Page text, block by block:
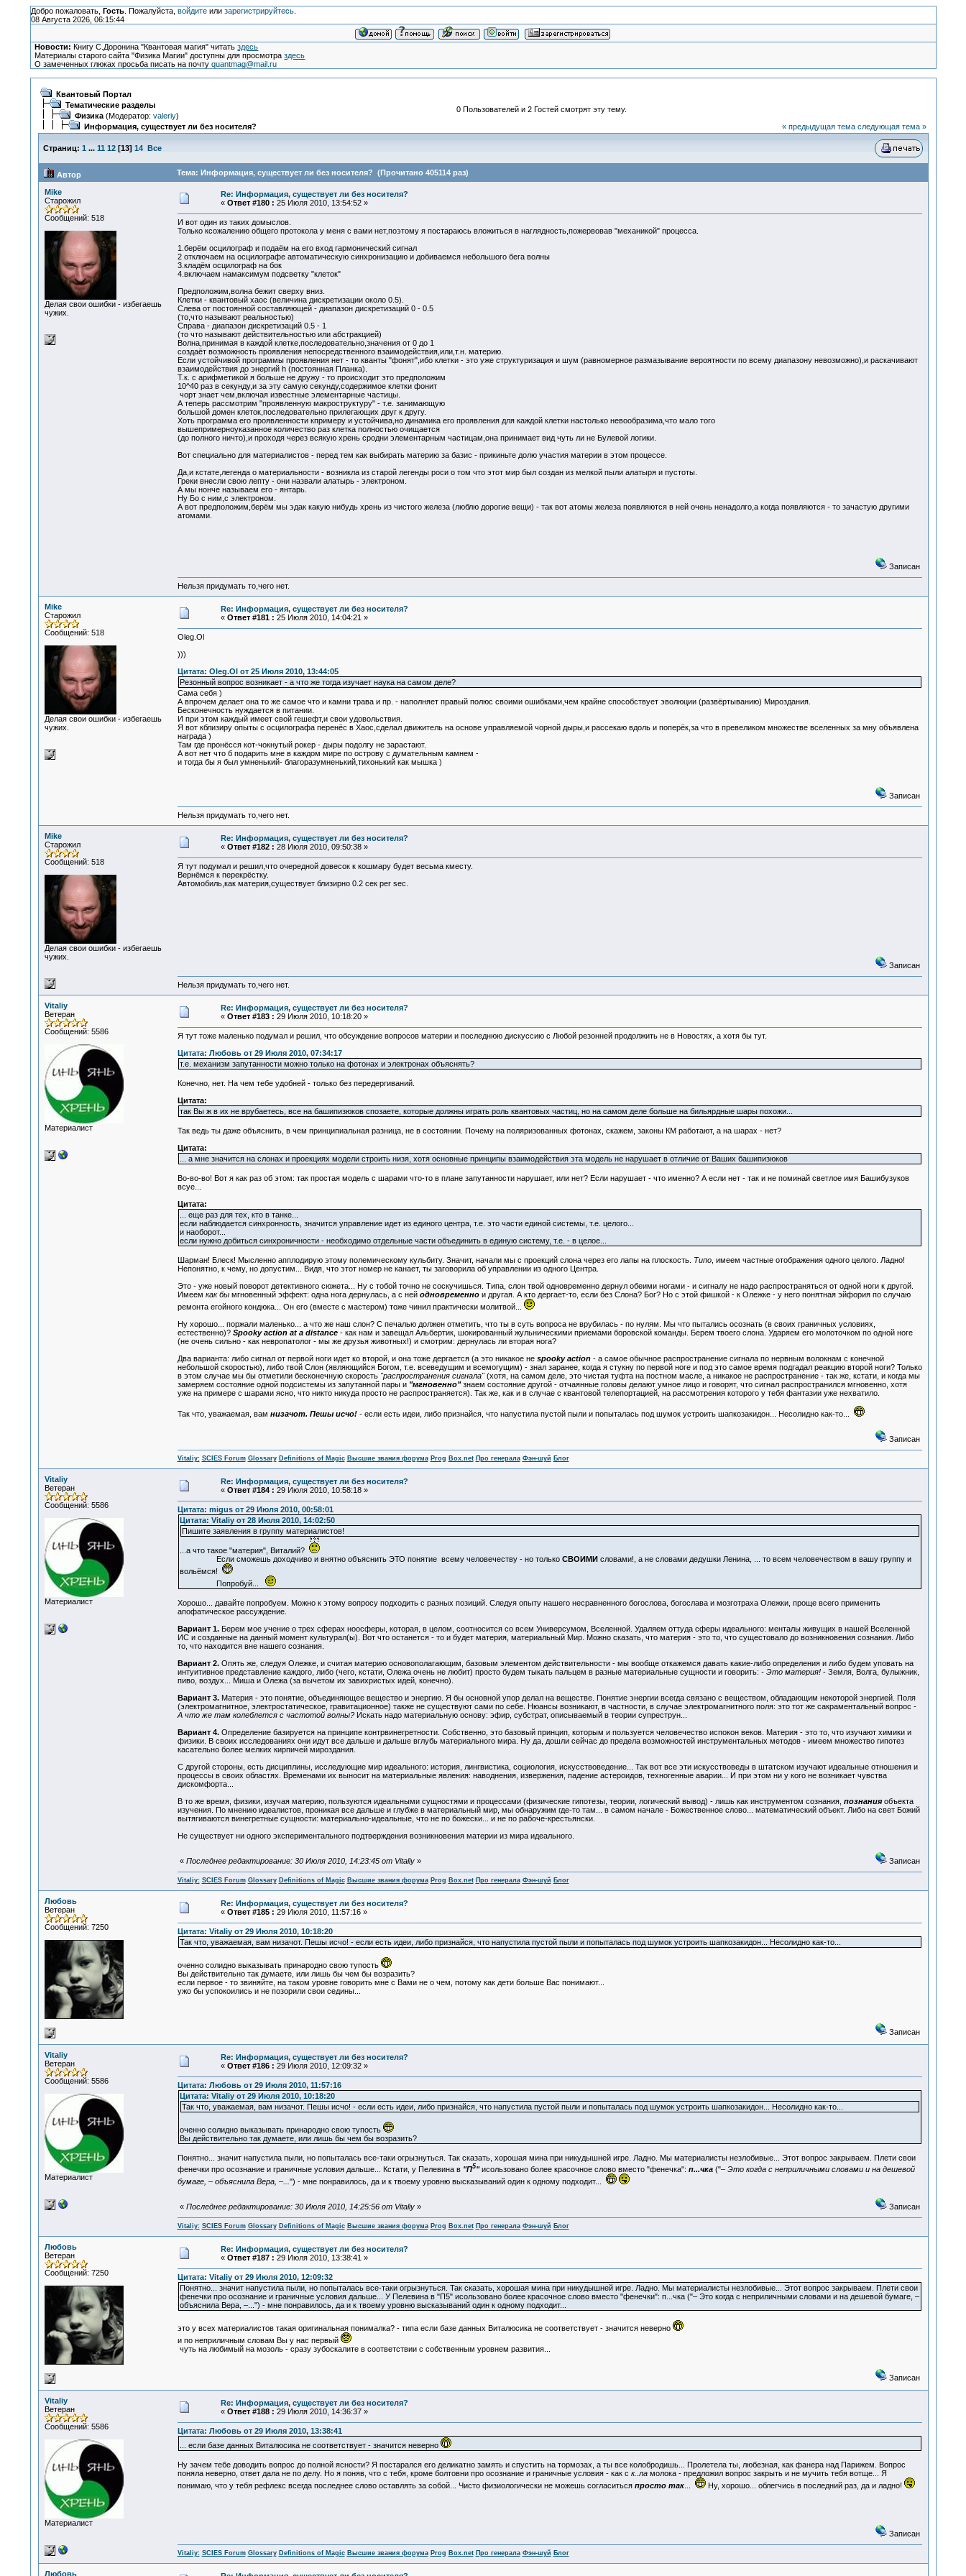
Добро пожаловать, Гость. Пожалуйста, войдитеили зарегистрируйтесь.
08 Августа 2026, 06:15:44
Новости: Книгу С.Доронина "Квантовая магия" читатьздесь
Материалы старого сайта "Физика Магии" доступны для просмотраздесь
О замеченных глюках просьба писать на почтуquantmag@mail.ru
Квантовый Портал
Тематические разделы
Физика(Модератор: valeriy)
Информация, существует ли без носителя?
0 Пользователей и 2 Гостей смотрят эту тему.
« предыдущая тема следующая тема »
Страниц: 1 ... 11 12[13] 14 Все
Автор Тема: Информация, существует ли без носителя? (Прочитано 405114 раз)
Mike
Старожил
Сообщений: 518
Делая свои ошибки - избегаешь
чужих.
Re: Информация, существует ли без носителя?
« Ответ #180 : 25 Июля 2010, 13:54:52 »
И вот один из таких домыслов.
Только ксожалению общего протокола у меня с вами нет,поэтому я постараюсь вложиться в наглядность,пожервовав "механикой" процесса.
1.берём осцилограф и подаём на его вход гармонический сигнал
2 отключаем на осцилографе автоматическую синхронизацию и добиваемся небольшого бега волны
3.кладём осцилограф на бок
4.включаем намаксимум подсветку "клеток"
Предположим,волна бежит сверху вниз.
Клетки - квантовый хаос (величина дискретизации около 0.5).
Слева от постоянной составляющей - диапазон дискретизаций 0 - 0.5
(то,что называют реальностью)
Справа - диапазон дискретизаций 0.5 - 1
(то что называют действительностью или абстракцией)
Волна,принимая в каждой клетке,последовательно,значения от 0 до 1
создаёт возможность проявления непосредственного взаимодействия,или,т.н. материю.
Если устойчивой программы проявления нет - то кванты "фонят",ибо клетки - это уже структуризация и шум (равномерное размазывание вероятности по всему диапазону невозможно),и раскачивают
взаимодействия до энергий h (постоянная Планка).
Т.к. с арифметикой я больше не дружу - то происходит это предположим
10^40 раз в секунду,и за эту самую секунду,содержимое клетки фонит
чорт знает чем,включая известные элементарные частицы.
А теперь рассмотрим "проявленную макроструктуру" - т.е. занимающую
большой домен клеток,последовательно прилегающих друг к другу.
Хоть программа его проявленности кпримеру и устойчива,но динамика его проявления для каждой клетки настолько невообразима,что мало того
вышепримерноуказанное количество раз клетка полностью очищается
(до полного ничто),и проходя через всякую хрень сродни элементарным частицам,она принимает вид чуть ли не Булевой логики.
Вот специально для материалистов - перед тем как выбирать материю за базис - прикиньте долю участия материи в этом процессе.
Да,и кстате,легенда о материальности - возникла из старой легенды роси о том что этот мир был создан из мелкой пыли алатыря и пустоты.
Греки внесли свою лепту - они назвали алатырь - электроном.
А мы нонче называем его - янтарь.
Ну Бо с ним,с электроном.
А вот предположим,берём мы эдак какую нибудь хрень из чистого железа (люблю дорогие вещи) - так вот атомы железа появляются в ней очень ненадолго,а когда появляются - то зачастую другими
атомами.
Записан
Нельзя придумать то,чего нет.
Mike
Старожил
Сообщений: 518
Делая свои ошибки - избегаешь
чужих.
Re: Информация, существует ли без носителя?
« Ответ #181 : 25 Июля 2010, 14:04:21 »
Oleg.Ol
)))
Цитата: Oleg.Ol от 25 Июля 2010, 13:44:05
Резонный вопрос возникает - а что же тогда изучает наука на самом деле?
Сама себя )
А впрочем делает она то же самое что и камни трава и пр. - наполняет правый полюс своими ошибками,чем крайне способствует эволюции (развёртыванию) Мироздания.
Бесконечность нуждается в питании.
И при этом каждый имеет свой гешефт,и свои удовольствия.
Я вот кблизиру опыты с осцилографа перенёс в Хаос,сделал движитель на основе управляемой чорной дыры,и рассекаю вдоль и поперёк,за что в превеликом множестве вселенных за мну объявлена
награда )
Там где пронёсся кот-чокнутый рокер - дыры подолгу не зарастают.
А вот нет что б подарить мне в каждом мире по острову с думательным камнем -
и тогда бы я был умненький- благоразумненький,тихонький как мышка )
Записан
Нельзя придумать то,чего нет.
Mike
Старожил
Сообщений: 518
Делая свои ошибки - избегаешь
чужих.
Re: Информация, существует ли без носителя?
« Ответ #182 : 28 Июля 2010, 09:50:38 »
Я тут подумал и решил,что очередной довесок к кошмару будет весьма кместу.
Вернёмся к перекрёстку.
Автомобиль,как материя,существует близирно 0.2 сек per sec.
Записан
Нельзя придумать то,чего нет.
Vitaliy
Ветеран
Сообщений: 5586
Материалист
Re: Информация, существует ли без носителя?
« Ответ #183 : 29 Июля 2010, 10:18:20 »
Я тут тоже маленько подумал и решил, что обсуждение вопросов материи и последнюю дискуссию с Любой резонней продолжить не в Новостях, а хотя бы тут.
Цитата: Любовь от 29 Июля 2010, 07:34:17
т.е. механизм запутанности можно только на фотонах и электронах объяснять?
Конечно, нет. На чем тебе удобней - только без передергиваний.
Цитата:
так Вы ж в их не врубаетесь, все на башипизюков спозаете, которые должны играть роль квантовых частиц, но на самом деле больше на бильярдные шары похожи...
Так ведь ты даже объяснить, в чем принципиальная разница, не в состоянии. Почему на поляризованных фотонах, скажем, законы КМ работают, а на шарах - нет?
Цитата:
... а мне значится на слонах и проекциях модели строить низя, хотя основные принципы взаимодействия эта модель не нарушает в отличие от Ваших башипизюков
Во-во-во! Вот я как раз об этом: так простая модель с шарами что-то в плане запутанности нарушает, или нет? Если нарушает - что именно? А если нет - так и не поминай светлое имя Башибузуков
всуе...
Цитата:
... еще раз для тех, кто в танке...
если наблюдается синхронность, значится управление идет из единого центра, т.е. это части единой системы, т.е. целого...
и наоборот...
если нужно добиться синхроничности - необходимо отдельные части объединить в единую систему, т.е. - в целое...
Шарман! Блеск! Мысленно апплодирую этому полемическому кульбиту. Значит, начали мы с проекций слона через его лапы на плоскость. Типо, имеем частные отображения одного целого. Ладно!
Непонятно, к чему, но допустим... Видя, что этот номер не канает, ты заговорила об управлении из одного Центра.
Это - уже новый поворот детективного сюжета... Ну с тобой точно не соскучишься. Типа, слон твой одновременно дернул обеими ногами - и сигналу не надо распространяться от одной ноги к другой.
Имеем как бымгновенный эффект: одна нога дернулась, а с ней одновременнои другая. А кто дергает-то, если без Слона? Бог? Но с этой фишкой - к Олежке - у него понятная эйфория по случаю
ремонта егойного кондюка... Он его (вместе с мастером) тоже чинил практически молитвой...
Ну хорошо... поржали маленько... а что же наш слон? С печалью должен отметить, что ты в суть вопроса не врубилась - по нулям. Мы что пытались осознать (в своих граничных условиях,
естественно)? Spooky action at a distance- как нам и завещал Альбертик, шокированный жульническими приемами боровской команды. Берем твоего слона. Ударяем его молоточком по одной ноге
(не очень сильно - как невропатолог - мы же друзья животных!) и смотрим: дернулась ли вторая нога?
Два варианта: либо сигнал от первой ноги идет ко второй, и она тоже дергается (а это никакое не spooky action- а самое обычное распространение сигнала по нервным волокнам с конечной
небольшой скоростью), либо твой Слон (являющийся Богом, т.е. всеведущим и всемогущим) - знал заранее, когда я стукну по первой ноге и под это самое время подгадал реакцию второй ноги? Только
в этом случае мы бы отметили бесконечную скорость "распространения сигнала"(хотя, на самом деле, это чистая туфта на постном масле, а никакое не распространение - так же, кстати, и когда мы
замеряем состояние одной подсистемы из запутанной пары и "мгновенно"знаем состояние другой - отчаянные головы делают умное лицо и говорят, что сигнал распространился мгновенно, хотя
уже на примере с шарами ясно, что никто никуда просто не распространяется). Так же, как и в случае с квантовой телепортацией, на рассмотрения которого у тебя фантазии уже нехватило.
Так что, уважаемая, вам низачот. Пешы исчо!- если есть идеи, либо признайся, что напустила пустой пыли и попыталась под шумок устроить шапкозакидон... Несолидно как-то...
Записан
Vitaliy: SCIES Forum Glossary Definitions of Magic Высшие звания форума Prog Box.net Про генерала Фэн-шуй Блог
Vitaliy
Ветеран
Сообщений: 5586
Материалист
Re: Информация, существует ли без носителя?
« Ответ #184 : 29 Июля 2010, 10:58:18 »
Цитата: migus от 29 Июля 2010, 00:58:01
Цитата: Vitaliy от 28 Июля 2010, 14:02:50
Пишите заявления в группу материалистов!
...а что такое "материя", Виталий?
Если сможешь доходчиво и внятно объяснить ЭТО понятие всему человечеству - но только СВОИМИ словами!, а не словами дедушки Ленина, ... то всем человечеством в вашу группу и
вольёмся!
Попробуй...
Хорошо... давайте попробуем. Можно к этому вопросу подходить с разных позиций. Следуя опыту нашего несравненного богослова, богослава и мозготраха Олежки, проще всего применить
апофатическое рассуждение.
Вариант 1.Берем мое учение о трех сферах ноосферы, которая, в целом, соотносится со всем Универсумом, Вселенной. Удаляем оттуда сферы идеального: менталы живущих в нашей Вселенной
ИС и созданные на данный момент культурал(ы). Вот что останется - то и будет материя, материальный Мир. Можно сказать, что материя - это то, что сущестовало до возникновения сознания. Либо
то, что находится вне нашего сознания.
Вариант 2.Опять же, следуя Олежке, и считая материю основополагающим, базовым элементом действительности - мы вообще откажемся давать какие-либо определения и либо будем уповать на
интуитивное представление каждого, либо (чего, кстати, Олежа очень не любит) просто будем тыкать пальцем в разные материальные сущности и говорить: - Это материя!- Земля, Волга, булыжник,
пиво, воздух... Миша и Олежа (за вычетом их завихристых идей, конечно).
Вариант 3.Материя - это понятие, объединяющее вещество и энергию. Я бы основной упор делал на веществе. Понятие энергии всегда связано с веществом, обладающим некоторой энергией. Поля
(электромагнитное, электростатическое, гравитационное) также не существуют сами по себе. Нюансы возникают, в частности, в случае электромагнитного поля: это тот же сакраментальный вопрос -
А что же там колеблется с частотой волны?Искать надо материальную основу: эфир, субстрат, описываемый в теории супреструн...
Вариант 4.Определение базируется на принципе контрвинегретности. Собственно, это базовый принцип, которым и пользуется человечество испокон веков. Материя - это то, что изучают химики и
физики. В своих исследованиях они идут все дальше и дальше вглубь материального мира. Ну да, дошли сейчас до предела возможностей инструментальных методов - имеем множество гипотез
касательно более мелких кирпичей мироздания.
С другой стороны, есть дисциплины, исследующие мир идеального: история, лингвистика, социология, искусствоведение... Так вот все эти искусствоведы в штатском изучают идеальные отношения и
процессы в своих областях. Временами их выносит на материальные явления: наводнения, извержения, падение астероидов, техногенные аварии... И при этом ни у кого не возникает чувства
дискомфорта...
В то же время, физики, изучая материю, пользуются идеальными сущностями и процессами (физические гипотезы, теории, логический вывод) - лишь как инструментом сознания, познанияобъекта
изучения. По мнению идеалистов, проникая все дальше и глубже в материальный мир, мы обнаружим где-то там... в самом начале - Божественное слово... математический объект. Либо на свет Божий
вытягиваются винегретные сущности: материально-идеальные, что не по божески... и не по рабоче-крестьянски.
Не существует ни одного экспериментального подтверждения возникновения материи из мира идеального.
« Последнее редактирование: 30 Июля 2010, 14:23:45 от Vitaliy» Записан
Vitaliy: SCIES Forum Glossary Definitions of Magic Высшие звания форума Prog Box.net Про генерала Фэн-шуй Блог
Любовь
Ветеран
Сообщений: 7250
Re: Информация, существует ли без носителя?
« Ответ #185 : 29 Июля 2010, 11:57:16 »
Цитата: Vitaliy от 29 Июля 2010, 10:18:20
Так что, уважаемая, вам низачот. Пешы исчо! - если есть идеи, либо признайся, что напустила пустой пыли и попыталась под шумок устроить шапкозакидон... Несолидно как-то...
оченно солидно выказывать принародно свою тупость
Вы действительно так думаете, или лишь бы чем бы возразить?
если первое - то звиняйте, на таком уровне говорить мне с Вами не о чем, потому как дети больше Вас понимают...
ужо бы успокоились и не позорили свои седины...
Записан
Vitaliy
Ветеран
Сообщений: 5586
Материалист
Re: Информация, существует ли без носителя?
« Ответ #186 : 29 Июля 2010, 12:09:32 »
Цитата: Любовь от 29 Июля 2010, 11:57:16
Цитата: Vitaliy от 29 Июля 2010, 10:18:20
Так что, уважаемая, вам низачот. Пешы исчо! - если есть идеи, либо признайся, что напустила пустой пыли и попыталась под шумок устроить шапкозакидон... Несолидно как-то...
оченно солидно выказывать принародно свою тупость
Вы действительно так думаете, или лишь бы чем бы возразить?
Понятно... значит напустила пыли, но попыталась все-таки огрызнуться. Так сказать, хорошая мина при никудышней игре. Ладно. Мы материалисты незлобивые... Этот вопрос закрываем. Плети свои
фенечки про осознание и граничные условия дальше... Кстати, у Пелевина в "П5"исользовано более красочное слово вместо "фенечка": п...чка("– Это когда с неприличными словами и на дешевой
бумаге, – объяснила Вера, –... ") - мне понравилось, да и к твоему уровню высказываний один к одному подходит...
« Последнее редактирование: 30 Июля 2010, 14:25:56 от Vitaliy» Записан
Vitaliy: SCIES Forum Glossary Definitions of Magic Высшие звания форума Prog Box.net Про генерала Фэн-шуй Блог
Любовь
Ветеран
Сообщений: 7250
Re: Информация, существует ли без носителя?
« Ответ #187 : 29 Июля 2010, 13:38:41 »
Цитата: Vitaliy от 29 Июля 2010, 12:09:32
Понятно... значит напустила пыли, но попыталась все-таки огрызнуться. Так сказать, хорошая мина при никудышней игре. Ладно. Мы материалисты незлобивые... Этот вопрос закрываем. Плети свои
фенечки про осознание и граничные условия дальше... У Пелевина в "П5" исользовано более красочное слово вместо "фенечки": п...чка ("– Это когда с неприличными словами и на дешевой бумаге, –
объяснила Вера, –...") - мне понравилось, да и к твоему уровню высказываний один к одному подходит...
это у всех материалистов такая оригинальная понималка? - типа если базе данных Виталюсика не соответствует - значится неверно
и по неприличным словам Вы у нас первый
чуть на любимый на мозоль - сразу зубоскалите в соответствии с собственным уровнем развития...
Записан
Vitaliy
Ветеран
Сообщений: 5586
Материалист
Re: Информация, существует ли без носителя?
« Ответ #188 : 29 Июля 2010, 14:36:37 »
Цитата: Любовь от 29 Июля 2010, 13:38:41
... если базе данных Виталюсика не соответствует - значится неверно
Ну зачем тебе доводить вопрос до полной ясности? Я постарался его деликатно замять и спустить на тормозах, а ты все колобродишь... Пролетела ты, любезная, как фанера над Парижем. Вопрос
поняла неверно, ответ дала не по делу. Но я поняв, что с тебя, кроме болтовни про осознание и граничные условия - как с к..ламолока - предложил вопрос закрыть и не мучить тебя вотще... Я
понимаю, что у тебя рефлекс всегда последнее слово оставлять за собой... Чисто физиологически не можешь согласиться просто так... Ну, хорошо... облегчись в последний раз, да и ладно!
Записан
Vitaliy: SCIES Forum Glossary Definitions of Magic Высшие звания форума Prog Box.net Про генерала Фэн-шуй Блог
Любовь